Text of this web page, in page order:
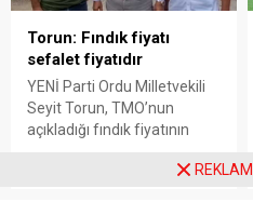
Giresun milletvekillerini açık
ve net bir cevap vermeye
çağırdı.
Torun: Fındık fiyatı
sefalet fiyatıdır
YENİ Parti Ordu Milletvekili
Seyit Torun, TMO’nun
açıkladığı fındık fiyatının
karşılamadığını söyledi.